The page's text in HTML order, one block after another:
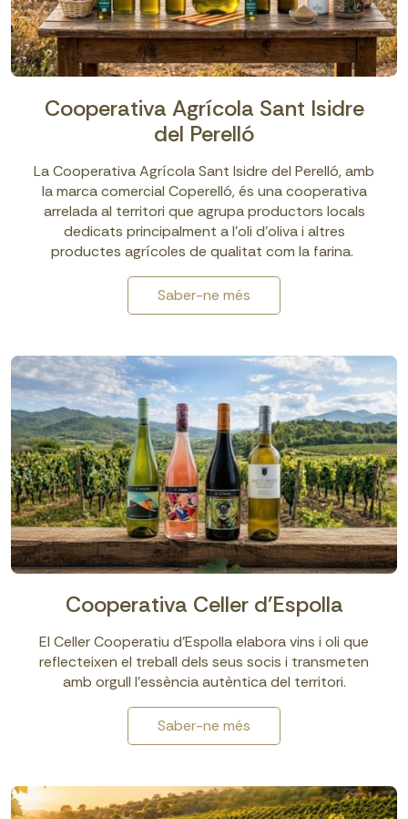
Cooperativa Agrícola Sant Isidre
del Perelló
La Cooperativa Agrícola Sant Isidre del Perelló, amb
la marca comercial Coperelló, és una cooperativa
arrelada al territori que agrupa productors locals
dedicats principalment a l’oli d’oliva i altres
productes agrícoles de qualitat com la farina.
Saber-ne més
Cooperativa Celler d'Espolla
El Celler Cooperatiu d’Espolla elabora vins i oli que
reflecteixen el treball dels seus socis i transmeten
amb orgull l’essència autèntica del territori.
Saber-ne més